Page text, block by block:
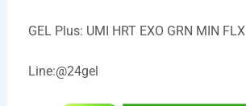
GEL Plus: UMI HRT EXO GRN MIN FLX
Line:@24gel